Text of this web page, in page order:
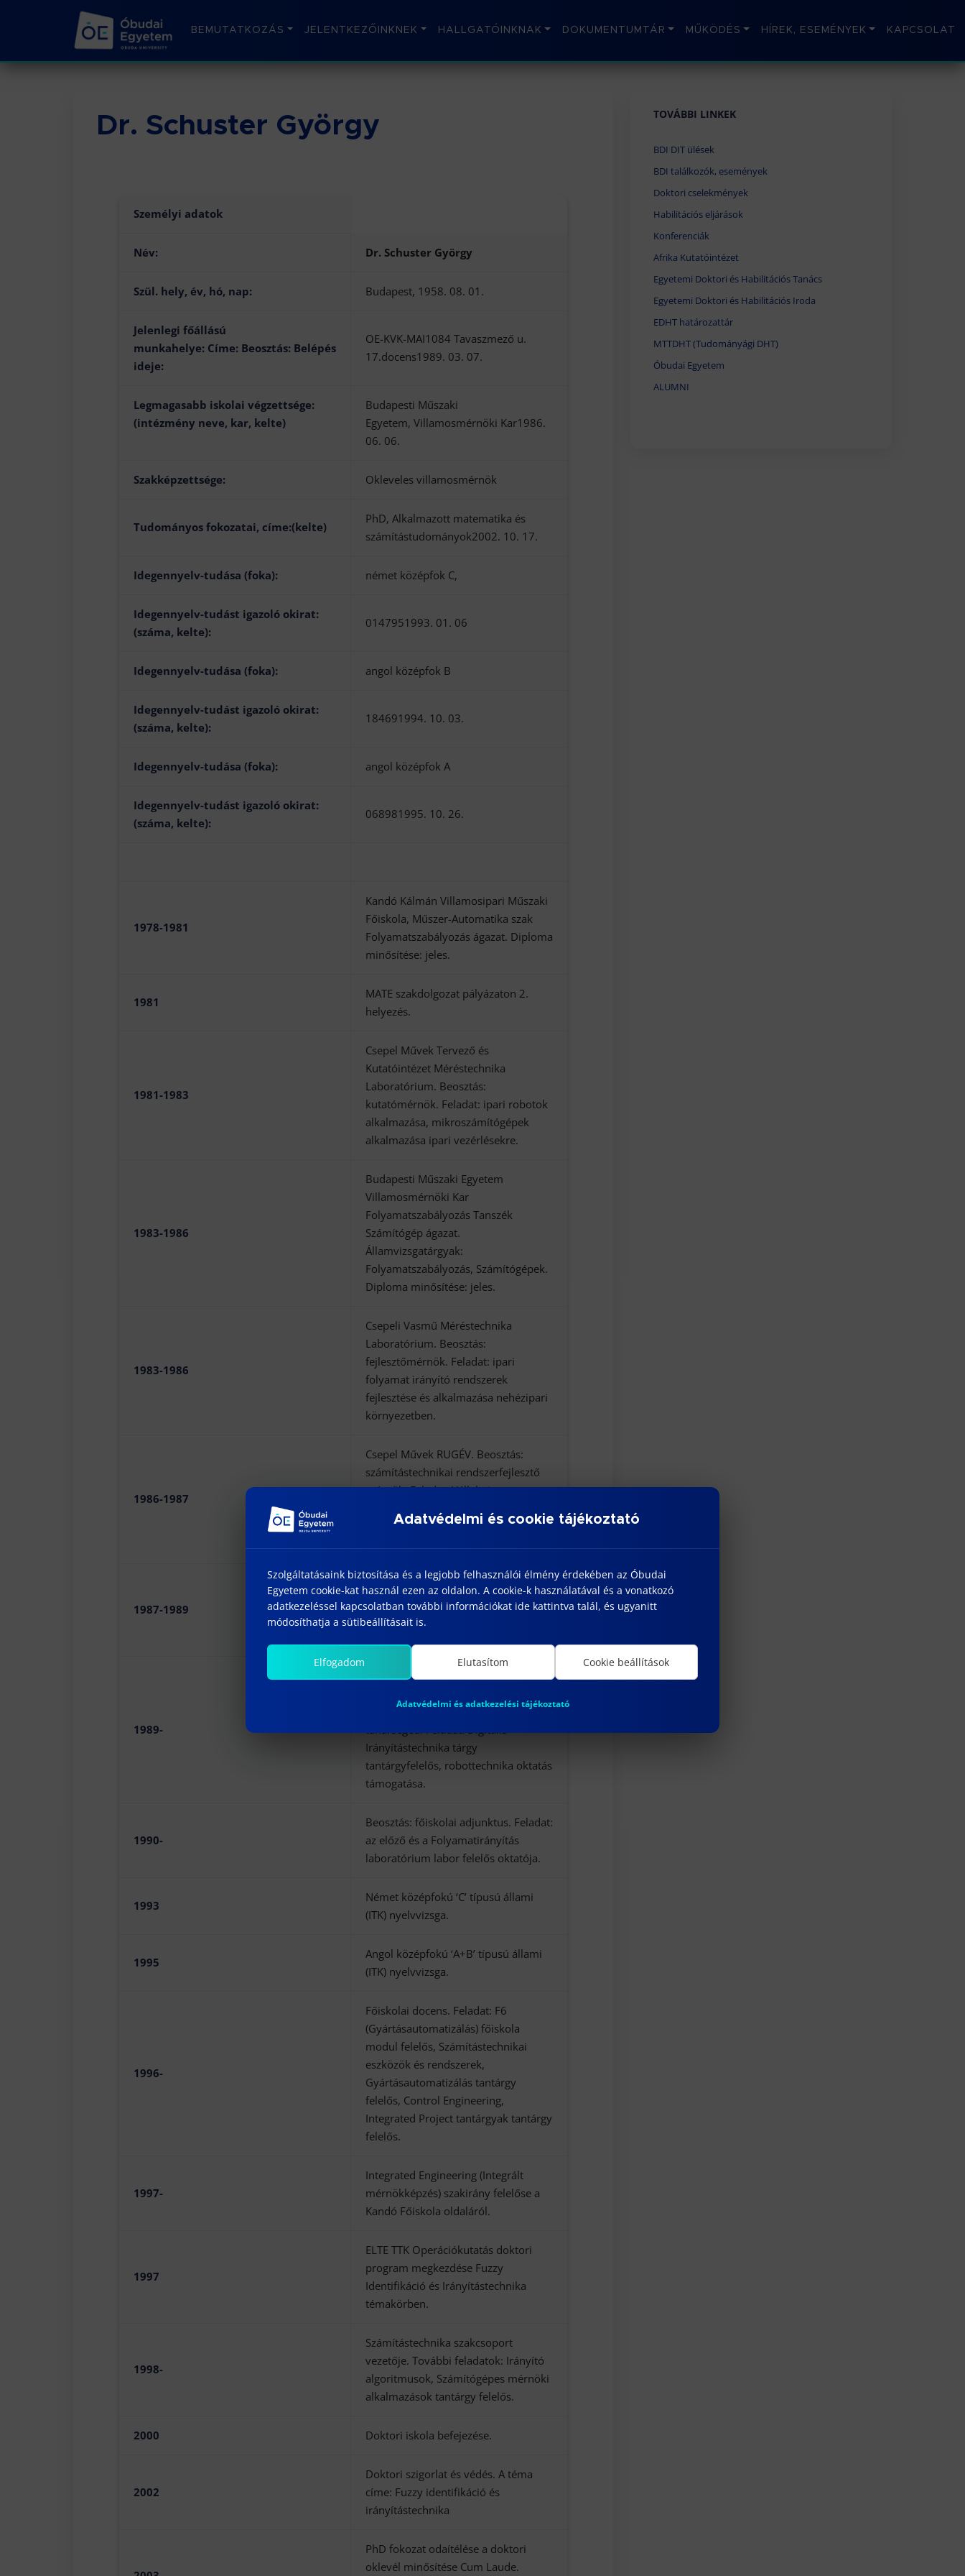
BEMUTATKOZÁS JELENTKEZŐINKNEK HALLGATÓINKNAK DOKUMENTUMTÁR MŰKÖDÉS HÍREK, ESEMÉNYEK KAPCSOLAT
Dr. Schuster György
Személyi adatok
Név: Dr. Schuster György
Szül. hely, év, hó, nap: Budapest, 1958. 08. 01.
Jelenlegi főállású
munkahelye: Címe: Beosztás: Belépés
ideje:
OE-KVK-MAI1084 Tavaszmező u.
17.docens1989. 03. 07.
Legmagasabb iskolai végzettsége:
(intézmény neve, kar, kelte)
Budapesti Műszaki
Egyetem, Villamosmérnöki Kar1986.
06. 06.
Szakképzettsége: Okleveles villamosmérnök
Tudományos fokozatai, címe:(kelte)
PhD, Alkalmazott matematika és
számítástudományok2002. 10. 17.
Idegennyelv-tudása (foka): német középfok C,
Idegennyelv-tudást igazoló okirat:
(száma, kelte):
0147951993. 01. 06
Idegennyelv-tudása (foka): angol középfok B
Idegennyelv-tudást igazoló okirat:
(száma, kelte):
184691994. 10. 03.
Idegennyelv-tudása (foka): angol középfok A
Idegennyelv-tudást igazoló okirat:
(száma, kelte):
068981995. 10. 26.
1978-1981
Kandó Kálmán Villamosipari Műszaki
Főiskola, Műszer-Automatika szak
Folyamatszabályozás ágazat. Diploma
minősítése: jeles.
1981
MATE szakdolgozat pályázaton 2.
helyezés.
1981-1983
Csepel Művek Tervező és
Kutatóintézet Méréstechnika
Laboratórium. Beosztás:
kutatómérnök. Feladat: ipari robotok
alkalmazása, mikroszámítógépek
alkalmazása ipari vezérlésekre.
1983-1986
Budapesti Műszaki Egyetem
Villamosmérnöki Kar
Folyamatszabályozás Tanszék
Számítógép ágazat.
Államvizsgatárgyak:
Folyamatszabályozás, Számítógépek.
Diploma minősítése: jeles.
1983-1986
Csepeli Vasmű Méréstechnika
Laboratórium. Beosztás:
fejlesztőmérnök. Feladat: ipari
folyamat irányító rendszerek
fejlesztése és alkalmazása nehézipari
környezetben.
1986-1987
Csepel Művek RUGÉV. Beosztás:
számítástechnikai rendszerfejlesztő
mérnök. Feladat: Vállalati
karbantartása. Konfekció ipari gépek
1987-1989
Ipari Műszergyár Iklad. Beosztás:
tesztmérnök. Feladat: szalagos
adatrögzítők végbemérése
1989-
Kandó Kálmán Műszaki Főiskola
Intézet. Beosztás: főiskolai
tanársegéd. Feladat: Digitális
Irányítástechnika tárgy
tantárgyfelelős, robottechnika oktatás
támogatása.
1990-
Beosztás: főiskolai adjunktus. Feladat:
az előző és a Folyamatirányítás
laboratórium labor felelős oktatója.
1993
Német középfokú ‘C’ típusú állami
(ITK) nyelvvizsga.
1995
Angol középfokú ‘A+B’ típusú állami
(ITK) nyelvvizsga.
1996-
Főiskolai docens. Feladat: F6
(Gyártásautomatizálás) főiskola
modul felelős, Számítástechnikai
eszközök és rendszerek,
Gyártásautomatizálás tantárgy
felelős, Control Engineering,
Integrated Project tantárgyak tantárgy
felelős.
1997-
Integrated Engineering (Integrált
mérnökképzés) szakirány felelőse a
Kandó Főiskola oldaláról.
1997
ELTE TTK Operációkutatás doktori
program megkezdése Fuzzy
Identifikáció és Irányítástechnika
témakörben.
1998-
Számítástechnika szakcsoport
vezetője. További feladatok: Irányító
algoritmusok, Számítógépes mérnöki
alkalmazások tantárgy felelős.
2000 Doktori iskola befejezése.
2002
Doktori szigorlat és védés. A téma
címe: Fuzzy identifikáció és
irányítástechnika
PhD fokozat odaítélése a doktori
oklevél minősítése Cum Laude.
TOVÁBBI LINKEK
BDI DIT ülések
BDI találkozók, események
Doktori cselekmények
Habilitációs eljárások
Konferenciák
Afrika Kutatóintézet
Egyetemi Doktori és Habilitációs Tanács
Egyetemi Doktori és Habilitációs Iroda
EDHT határozattár
MTTDHT (Tudományági DHT)
Óbudai Egyetem
ALUMNI
Adatvédelmi és cookie tájékoztató
Szolgáltatásaink biztosítása és a legjobb felhasználói élmény érdekében az Óbudai
Egyetem cookie-kat használ ezen az oldalon. A cookie-k használatával és a vonatkozó
adatkezeléssel kapcsolatban további információkat ide kattintva talál, és ugyanitt
módosíthatja a sütibeállításait is.
Elfogadom Elutasítom Cookie beállítások
Adatvédelmi és adatkezelési tájékoztató